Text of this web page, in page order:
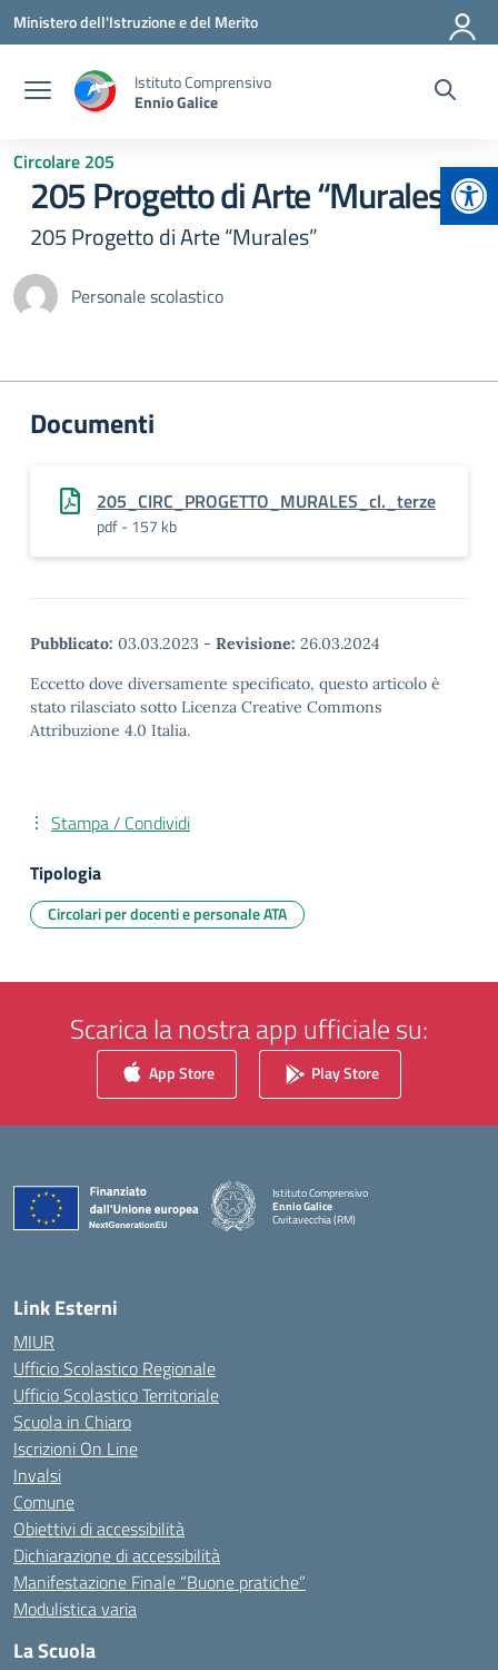
Vai ai contenuti
Vai al menu di navigazione
Vai al footer
Ministero dell'Istruzione e del Merito
Istituto Comprensivo
Ennio Galice
Circolare 205
205 Progetto di Arte “Murales”
205 Progetto di Arte “Murales”
Personale scolastico
Documenti
205_CIRC_PROGETTO_MURALES_cl._terze
pdf - 157 kb
Pubblicato: 03.03.2023 - Revisione: 26.03.2024
Eccetto dove diversamente specificato, questo articolo è
stato rilasciato sotto Licenza Creative Commons
Attribuzione 4.0 Italia.
Stampa / Condividi
Tipologia
Circolari per docenti e personale ATA
Scarica la nostra app ufficiale su:
App Store Play Store
Istituto Comprensivo
Ennio Galice
Civitavecchia (RM)
Link Esterni
MIUR
Ufficio Scolastico Regionale
Ufficio Scolastico Territoriale
Scuola in Chiaro
Iscrizioni On Line
Invalsi
Comune
Obiettivi di accessibilità
Dichiarazione di accessibilità
Manifestazione Finale “Buone pratiche”
Modulistica varia
La Scuola